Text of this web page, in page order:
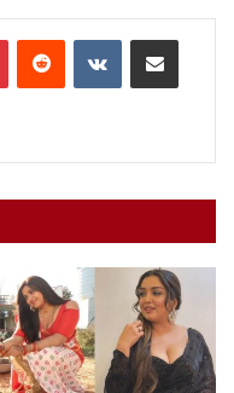
PinterestReddit VKontakteShare via Email